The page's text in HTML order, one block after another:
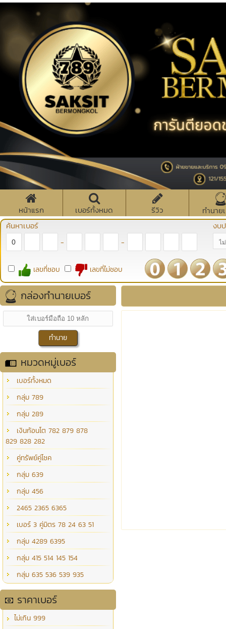
หน้าแรก เบอร์ทั้งหมด รีวิว
ทำนาย
ค้นหาเบอร์
- -
งบ
เลขที่ชอบ เลขที่ไม่ชอบ
กล่องทำนายเบอร์
หมวดหมู่เบอร์
เบอร์ทั้งหมด
กลุ่ม 789
กลุ่ม 289
เงินก้อนโต 782 879 878
829 828 282
คู่ทรัพย์คู่โชค
กลุ่ม 639
กลุ่ม 456
2465 2365 6365
เบอร์ 3 คู่มิตร 78 24 63 51
กลุ่ม 4289 6395
กลุ่ม 415 514 145 154
กลุ่ม 635 536 539 935
ราคาเบอร์
ไม่เกิน 999